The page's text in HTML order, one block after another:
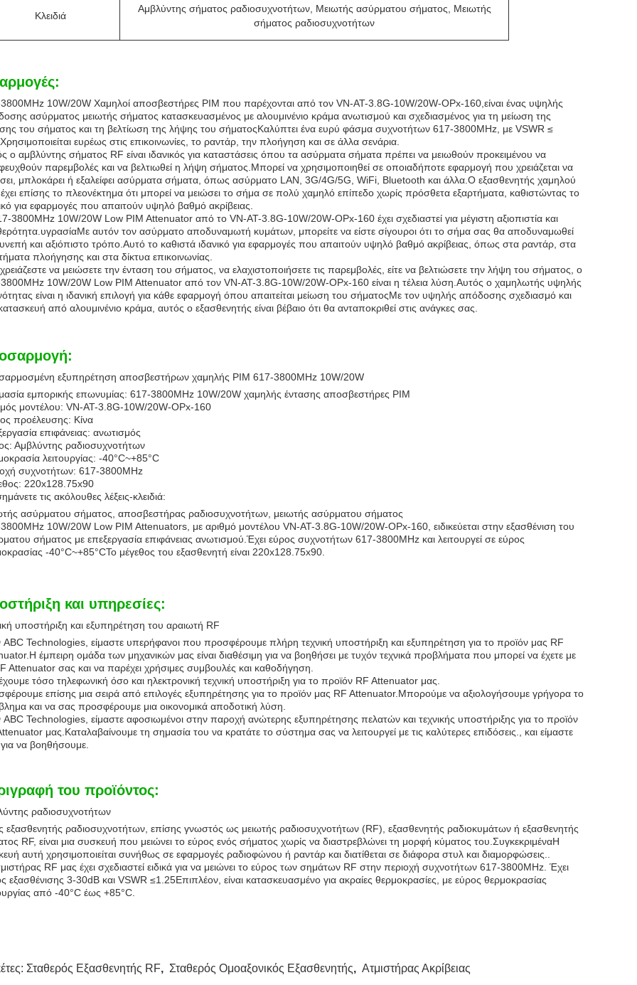
Κλειδιά
Αμβλύντης σήματος ραδιοσυχνοτήτων, Μειωτής ασύρματου σήματος, Μειωτής
σήματος ραδιοσυχνοτήτων
10W/20W Χαμηλοί αποσβεστήρες PIM που παρέχονται από τον VN-AT-3.8G-10W/20W-OPx-160,είναι ένας υψηλής
ασύρματος μειωτής σήματος κατασκευασμένος με αλουμινένιο κράμα ανωτισμού και σχεδιασμένος για τη μείωση της
του σήματος και τη βελτίωση της λήψης του σήματοςΚαλύπτει ένα ευρύ φάσμα συχνοτήτων 617-3800MHz, με VSWR ≤
ευρέως στις επικοινωνίες, το ραντάρ, την πλοήγηση και σε άλλα σενάρια.
ο αμβλύντης σήματος RF είναι ιδανικός για καταστάσεις όπου τα ασύρματα σήματα πρέπει να μειωθούν προκειμένου να
παρεμβολές και να βελτιωθεί η λήψη σήματος.Μπορεί να χρησιμοποιηθεί σε οποιαδήποτε εφαρμογή που χρειάζεται να
μπλοκάρει ή εξαλείφει ασύρματα σήματα, όπως ασύρματο LAN, 3G/4G/5G, WiFi, Bluetooth και άλλα.Ο εξασθενητής χαμηλού
επίσης το πλεονέκτημα ότι μπορεί να μειώσει το σήμα σε πολύ χαμηλό επίπεδο χωρίς πρόσθετα εξαρτήματα, καθιστώντας το
για εφαρμογές που απαιτούν υψηλό βαθμό ακρίβειας.
3800MHz 10W/20W Low PIM Attenuator από το VN-AT-3.8G-10W/20W-OPx-160 έχει σχεδιαστεί για μέγιστη αξιοπιστία και
αυτόν τον ασύρματο αποδυναμωτή κυμάτων, μπορείτε να είστε σίγουροι ότι το σήμα σας θα αποδυναμωθεί
και αξιόπιστο τρόπο.Αυτό το καθιστά ιδανικό για εφαρμογές που απαιτούν υψηλό βαθμό ακρίβειας, όπως στα ραντάρ, στα
πλοήγησης και στα δίκτυα επικοινωνίας.
χρειάζεστε να μειώσετε την ένταση του σήματος, να ελαχιστοποιήσετε τις παρεμβολές, είτε να βελτιώσετε την λήψη του σήματος, ο
10W/20W Low PIM Attenuator από τον VN-AT-3.8G-10W/20W-OPx-160 είναι η τέλεια λύση.Αυτός ο χαμηλωτής υψηλής
είναι η ιδανική επιλογή για κάθε εφαρμογή όπου απαιτείται μείωση του σήματοςΜε τον υψηλής απόδοσης σχεδιασμό και
από αλουμινένιο κράμα, αυτός ο εξασθενητής είναι βέβαιο ότι θα ανταποκριθεί στις ανάγκες σας.
εξυπηρέτηση αποσβεστήρων χαμηλής PIM 617-3800MHz 10W/20W
εμπορικής επωνυμίας: 617-3800MHz 10W/20W χαμηλής έντασης αποσβεστήρες PIM
μοντέλου: VN-AT-3.8G-10W/20W-OPx-160
προέλευσης: Κίνα
επιφάνειας: ανωτισμός
Αμβλύντης ραδιοσυχνοτήτων
λειτουργίας: -40°C~+85°C
συχνοτήτων: 617-3800MHz
220x128.75x90
τις ακόλουθες λέξεις-κλειδιά:
ασύρματου σήματος, αποσβεστήρας ραδιοσυχνοτήτων, μειωτής ασύρματου σήματος
10W/20W Low PIM Attenuators, με αριθμό μοντέλου VN-AT-3.8G-10W/20W-OPx-160, ειδικεύεται στην εξασθένιση του
σήματος με επεξεργασία επιφάνειας ανωτισμού.Έχει εύρος συχνοτήτων 617-3800MHz και λειτουργεί σε εύρος
-40°C~+85°CΤο μέγεθος του εξασθενητή είναι 220x128.75x90.
και υπηρεσίες:
υποστήριξη και εξυπηρέτηση του αραιωτή RF
ABC Technologies, είμαστε υπερήφανοι που προσφέρουμε πλήρη τεχνική υποστήριξη και εξυπηρέτηση για το προϊόν μας RF
έμπειρη ομάδα των μηχανικών μας είναι διαθέσιμη για να βοηθήσει με τυχόν τεχνικά προβλήματα που μπορεί να έχετε με
Attenuator σας και να παρέχει χρήσιμες συμβουλές και καθοδήγηση.
τόσο τηλεφωνική όσο και ηλεκτρονική τεχνική υποστήριξη για το προϊόν RF Attenuator μας.
επίσης μια σειρά από επιλογές εξυπηρέτησης για το προϊόν μας RF Attenuator.Μπορούμε να αξιολογήσουμε γρήγορα το
και να σας προσφέρουμε μια οικονομικά αποδοτική λύση.
ABC Technologies, είμαστε αφοσιωμένοι στην παροχή ανώτερης εξυπηρέτησης πελατών και τεχνικής υποστήριξης για το προϊόν
μας.Καταλαβαίνουμε τη σημασία του να κρατάτε το σύστημα σας να λειτουργεί με τις καλύτερες επιδόσεις., και είμαστε
να βοηθήσουμε.
του προϊόντος:
ραδιοσυχνοτήτων
εξασθενητής ραδιοσυχνοτήτων, επίσης γνωστός ως μειωτής ραδιοσυχνοτήτων (RF), εξασθενητής ραδιοκυμάτων ή εξασθενητής
RF, είναι μια συσκευή που μειώνει το εύρος ενός σήματος χωρίς να διαστρεβλώνει τη μορφή κύματος του.ΣυγκεκριμέναΗ
αυτή χρησιμοποιείται συνήθως σε εφαρμογές ραδιοφώνου ή ραντάρ και διατίθεται σε διάφορα στυλ και διαμορφώσεις..
RF μας έχει σχεδιαστεί ειδικά για να μειώνει το εύρος των σημάτων RF στην περιοχή συχνοτήτων 617-3800MHz. Έχει
εξασθένισης 3-30dB και VSWR ≤1.25Επιπλέον, είναι κατασκευασμένο για ακραίες θερμοκρασίες, με εύρος θερμοκρασίας
από -40°C έως +85°C.
Σταθερός Εξασθενητής RF, Σταθερός Ομοαξονικός Εξασθενητής, Ατμιστήρας Ακρίβειας